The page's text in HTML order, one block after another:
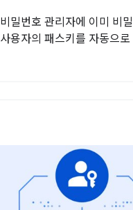
비밀번호 관리자에 이미 비
사용자의 패스키를 자동으